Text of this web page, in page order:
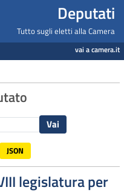
Deputati
Tutto sugli eletti alla Camera
vai a camera.it
JSON
legislatura per